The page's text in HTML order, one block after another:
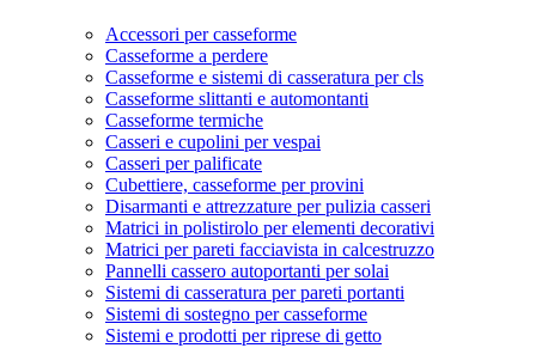
Accessori per casseforme
Casseforme a perdere
Casseforme e sistemi di casseratura per cls
Casseforme slittanti e automontanti
Casseforme termiche
Casseri e cupolini per vespai
Casseri per palificate
Cubettiere, casseforme per provini
Disarmanti e attrezzature per pulizia casseri
Matrici in polistirolo per elementi decorativi
Matrici per pareti facciavista in calcestruzzo
Pannelli cassero autoportanti per solai
Sistemi di casseratura per pareti portanti
Sistemi di sostegno per casseforme
Sistemi e prodotti per riprese di getto